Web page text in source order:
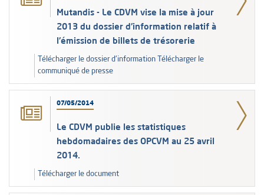
Mutandis - Le CDVM vise la mise à jour
2013 du dossier d'information relatif à
l'émission de billets de trésorerie
Télécharger le dossier d'information Télécharger le
communiqué de presse
07/05/2014
Le CDVM publie les statistiques
hebdomadaires des OPCVM au 25 avril
2014.
Télécharger le document